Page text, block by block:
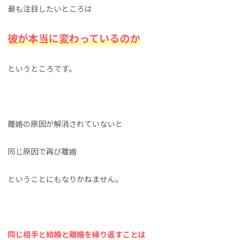
最も注目したいところは
彼が本当に変わっているのか
というところです。
離婚の原因が解消されていないと
同じ原因で再び離婚
ということにもなりかねません。
同じ相手と結婚と離婚を繰り返すことは